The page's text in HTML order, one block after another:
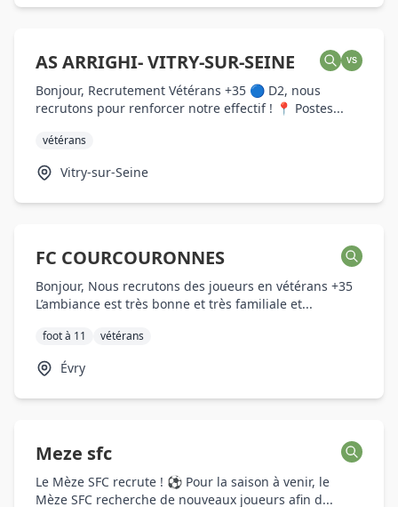
AS ARRIGHI- VITRY-SUR-SEINE VS
Bonjour, Recrutement Vétérans +35 🔵 D2, nous
recrutons pour renforcer notre effectif ! 📍 Postes...
vétérans
Vitry-sur-Seine
FC COURCOURONNES
Bonjour, Nous recrutons des joueurs en vétérans +35
L’ambiance est très bonne et très familiale et...
foot à 11 vétérans
Évry
Meze sfc
Le Mèze SFC recrute ! ⚽ Pour la saison à venir, le
Mèze SFC recherche de nouveaux joueurs afin d...